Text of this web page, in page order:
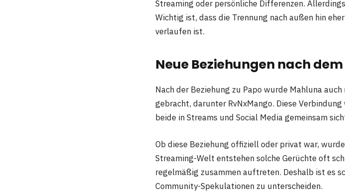
Streaming oder persönliche Differenzen.
Wichtig ist, dass die Trennung nach außen hin
verlaufen ist.
Neue Beziehungen nach dem
Nach der Beziehung zu Papo wurde Mahluna
gebracht, darunter RvNxMango. Diese
beide in Streams und Social Media gemeinsam
Ob diese Beziehung offiziell oder privat war,
Streaming-Welt entstehen solche Gerüchte oft
regelmäßig zusammen auftreten. Deshalb ist es
Community-Spekulationen zu unterscheiden.